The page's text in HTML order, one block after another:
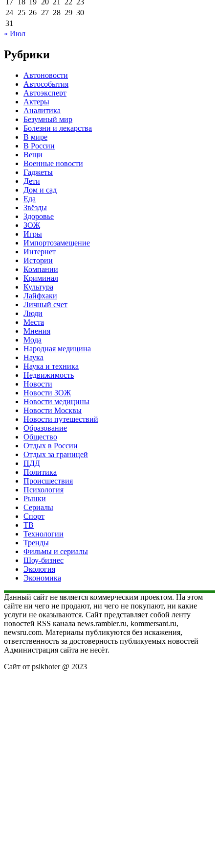
17 18 19 20 21 22 23
24 25 26 27 28 29 30
31
« Июл
Рубрики
Автоновости
Автособытия
Автоэксперт
Актеры
Аналитика
Безумный мир
Болезни и лекарства
В мире
В России
Вещи
Военные новости
Гаджеты
Дети
Дом и сад
Еда
Звёзды
Здоровье
ЗОЖ
Игры
Импортозамещение
Интернет
Истории
Компании
Криминал
Культура
Лайфхаки
Личный счет
Люди
Места
Мнения
Мода
Народная медицина
Наука
Наука и техника
Недвижимость
Новости
Новости ЗОЖ
Новости медицины
Новости Москвы
Новости путешествий
Образование
Общество
Отдых в России
Отдых за границей
ПДД
Политика
Происшествия
Психология
Рынки
Сериалы
Спорт
ТВ
Технологии
Тренды
Фильмы и сериалы
Шоу-бизнес
Экология
Экономика
Данный сайт не является коммерческим проектом. На этом
сайте ни чего не продают, ни чего не покупают, ни какие
услуги не оказываются. Сайт представляет собой ленту
новостей RSS канала news.rambler.ru, kommersant.ru,
newsru.com. Материалы публикуются без искажения,
ответственность за достоверность публикуемых новостей
Администрация сайта не несёт.
Сайт от psikhoter @ 2023